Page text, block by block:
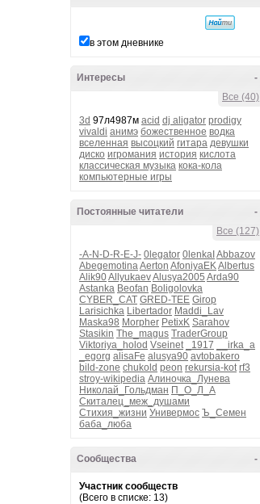
в этом дневнике
-
Интересы
Все (40)
3d 97л4987м acid dj aligator prodigy
vivaldi анимэ божественное водка
вселенная высоцкий гитара девушки
диско игромания история кислота
классическая музыка кока-кола
компьютерные игры
-
Постоянные читатели
Все (127)
-A-N-D-R-E-J- 0legator 0lenkaI Abbazov
AbegemotinaAerton AfoniyaEKAlbertus
Alik90AllyukaevAlusya2005 Arda90
Astanka Beofan Boligolovka
CYBER_CAT GRED-TEE Girop
Larisichka Libertador Maddi_Lav
Maska98 Morpher PetixK Sarahov
Stasikin The_magus TraderGroup
Viktoriya_holod Vseinet _1917
__irka_a
_egorg alisaFe alusya90 avtobakero
bild-zone chukold peon rekursia-kot rf3
stroy-wikipedia Алиночка_Лунева
Николай_Гольдман П_О_Л_А
Скиталец_меж_душами
Стихия_жизни Универмос Ъ_Семен
баба_люба
-
Сообщества
Участник сообществ
(Всего в списке: 13)